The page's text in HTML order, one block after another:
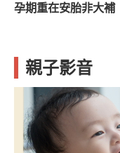
孕期重在安胎非大補
親子影音